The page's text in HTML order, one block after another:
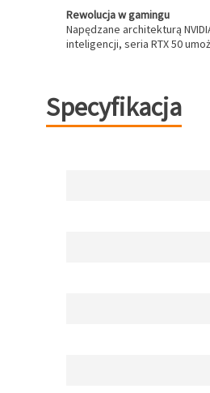
Rewolucja w gamingu
Napędzane architekturą
inteligencji, seria RTX 50
Specyfikacja